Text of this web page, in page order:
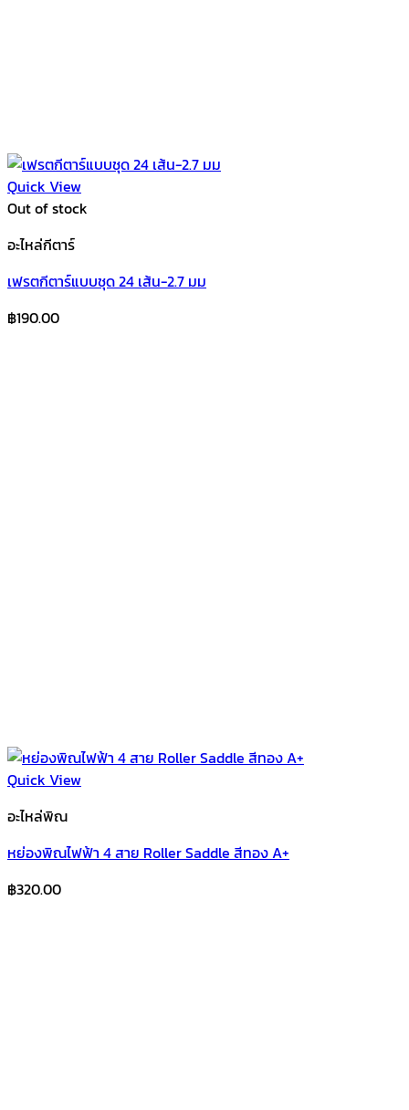
Quick View
Out of stock
อะไหล่กีตาร์
เฟรตกีตาร์แบบชุด 24 เส้น-2.7 มม
฿190.00
Quick View
อะไหล่พิณ
หย่องพิณไฟฟ้า 4 สาย Roller Saddle สีทอง A+
฿320.00